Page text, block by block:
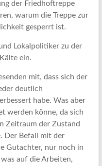
der Friedhoftreppe
warum die Treppe zur
gesperrt ist.
Lokalpolitiker zu der
ein.
mit, dass sich der
deutlich
habe. Was aber
werden könne, da sich
Zeitraum der Zustand
Der Befall mit der
Gutachter, nur noch in
auf die Arbeiten,